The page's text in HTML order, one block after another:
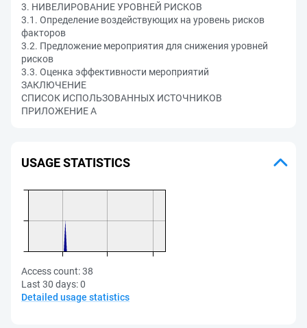
3. НИВЕЛИРОВАНИЕ УРОВНЕЙ РИСКОВ
3.1. Определение воздействующих на уровень рисков
факторов
3.2. Предложение мероприятия для снижения уровней
рисков
3.3. Оценка эффективности мероприятий
ЗАКЛЮЧЕНИЕ
СПИСОК ИСПОЛЬЗОВАННЫХ ИСТОЧНИКОВ
ПРИЛОЖЕНИЕ А
USAGE STATISTICS
Access count:38
Last 30 days:0
Detailed usage statistics